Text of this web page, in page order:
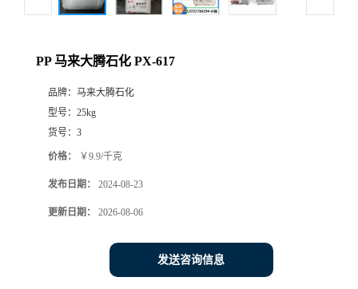
PP 马来大腾石化 PX-617
品牌： 马来大腾石化
型号： 25kg
货号： 3
价格： ￥9.9/千克
发布日期： 2024-08-23
更新日期： 2026-08-06
发送咨询信息